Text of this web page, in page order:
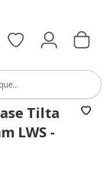
Tilta
LWS -